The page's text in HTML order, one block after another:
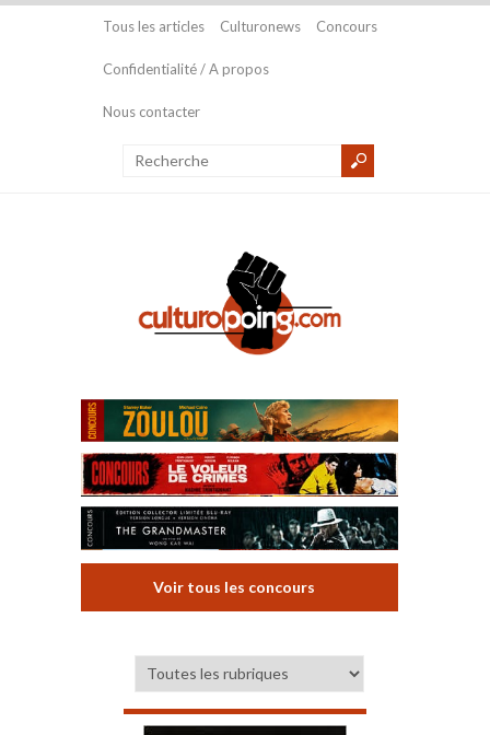
Tous les articles Culturonews Concours
Confidentialité / A propos
Nous contacter
Voir tous les concours